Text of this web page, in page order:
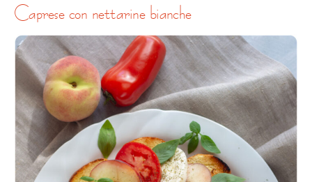
caprese con nettarine bianche